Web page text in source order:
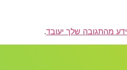
מהתגובה שלך יעובד.